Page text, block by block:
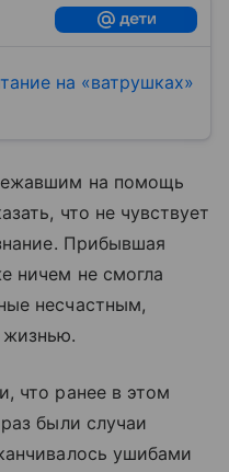
на «ватрушках»
на помощь
что не чувствует
Прибывшая
ничем не смогла
несчастным,
жизнью.
что ранее в этом
были случаи
ушибами